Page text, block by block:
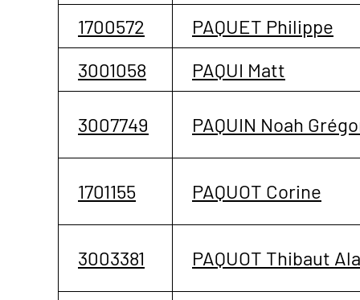
1700572
PAQUET Philippe
3001058
PAQUI Matt
3007749 PAQUIN Noah
1701155 PAQUOT Corine
3003381 PAQUOT Thibaut